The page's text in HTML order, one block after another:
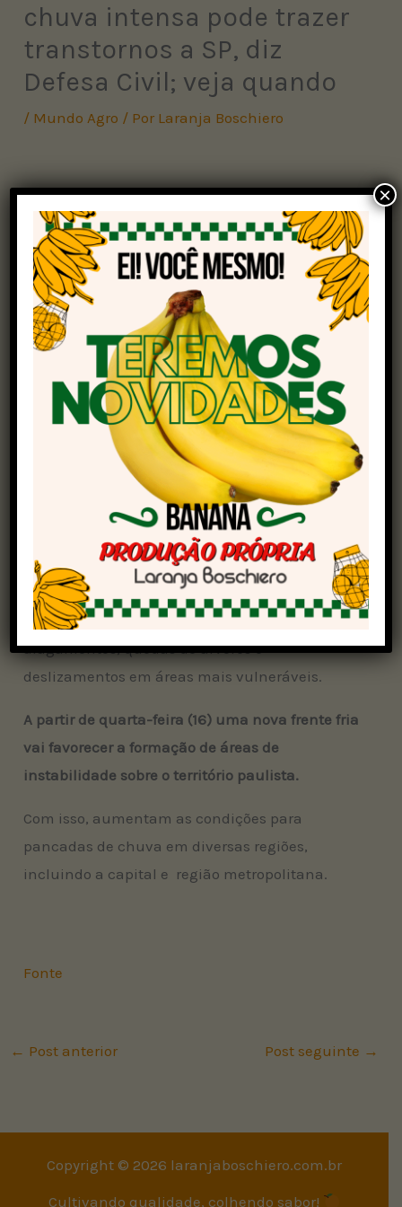
chuva intensa pode trazer
transtornos a SP, diz
Defesa Civil; veja quando
/ Mundo Agro / Por Laranja Boschiero
ADefesa Civil de São Pauloalertou que a partir
de quarta-feira (16) volta o período de
instabilidade
, com pancadas de chuva em
várias regiões do estado.
A temperatura deverá manter-se estável esta
segunda-feira (14) e na terça-feira (15), sem
grandes ocorrências, mas com possibilidade de
pancadas de chuva concentradas,
principalmente nesta terça-feira.
De acordo com a Defesa Civil, apesar de até o
momento não haver previsão de acumulados
expressivos, a possibilidade de chuva forte
localizada pode causar transtornos, como
alagamentos, quedas de árvores e
deslizamentos em áreas mais vulneráveis.
A partir de quarta-feira (16) uma nova frente fria
vai favorecer a formação de áreas de
instabilidade sobre o território paulista.
Com isso, aumentam as condições para
pancadas de chuva em diversas regiões,
incluindo a capital e região metropolitana.
Fonte
← Post anterior Post seguinte →
Copyright © 2026 laranjaboschiero.com.br
Cultivando qualidade, colhendo sabor!
×